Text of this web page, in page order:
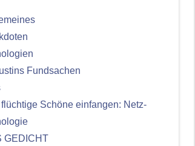
Fundsachen
flüchtige Schöne einfangen: Netz-
GEDICHT